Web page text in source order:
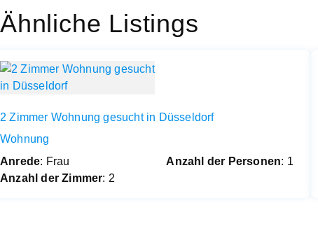
Ähnliche Listings
2 Zimmer Wohnung gesucht in Düsseldorf
Wohnung
Anrede: Frau Anzahl der Personen: 1
Anzahl der Zimmer: 2